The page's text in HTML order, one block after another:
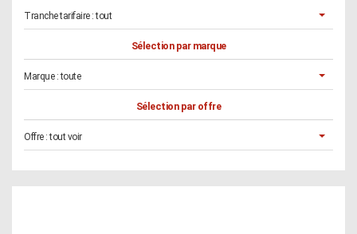
Tranche tarifaire :tout
Sélection par marque
Marque :toute
Sélection par offre
Offre :tout voir